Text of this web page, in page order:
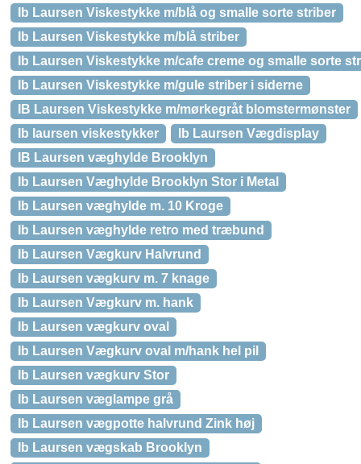
Ib Laursen Viskestykke m/blå og smalle sorte striber
Ib Laursen Viskestykke m/blå striber
Ib Laursen Viskestykke m/cafe creme og smalle sorte
Ib Laursen Viskestykke m/gule striber i siderne
IB Laursen Viskestykke m/mørkegråt blomstermønster
Ib laursen viskestykker
Ib Laursen Vægdisplay
IB Laursen væghylde Brooklyn
Ib Laursen Væghylde Brooklyn Stor i Metal
Ib Laursen væghylde m. 10 Kroge
Ib Laursen væghylde retro med træbund
Ib Laursen Vægkurv Halvrund
Ib Laursen vægkurv m. 7 knage
Ib Laursen Vægkurv m. hank
Ib Laursen vægkurv oval
Ib Laursen Vægkurv oval m/hank hel pil
Ib Laursen vægkurv Stor
Ib Laursen væglampe grå
Ib Laursen vægpotte halvrund Zink høj
Ib Laursen vægskab Brooklyn